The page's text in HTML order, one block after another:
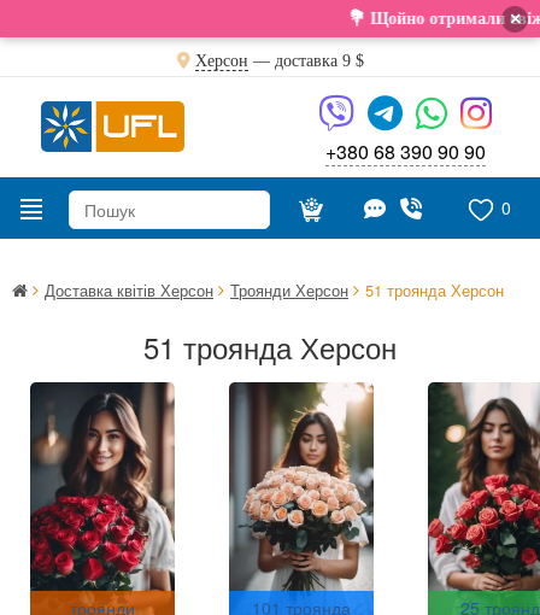
💐 Щойно отримали свіжу поставку. ×
Херсон — доставка 9 $
+380 68 390 90 90
0
Доставка квітів Херсон Троянди Херсон 51 троянда Херсон
51 троянда Херсон
троянди 101 троянда 25 троянд